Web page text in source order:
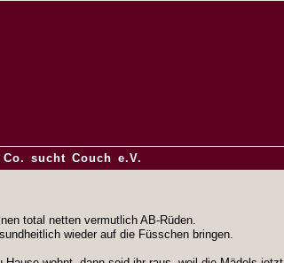
sucht Couch e.V.
total netten vermutlich AB-Rüden.
wieder auf die Füsschen bringen.